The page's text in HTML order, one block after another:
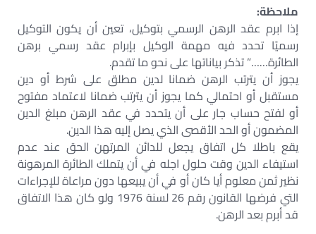
ملاحظة:
إذا ابرم عقد الرهن الرسمي بتوكيل، تعين أن يكون التوكيل
رسميًا تحدد فيه مهمة الوكيل بإبرام عقد رسمي برهن
الطائرة……” تذكر بياناتها على نحو ما تقدم.
يجوز أن يترتب الرهن ضمانا لدين مطلق على شرط أو دين
مستقبل أو احتمالي كما يجوز أن يترتب ضمانا لاعتماد مفتوح
أو لفتح حساب جار على أن يتحدد في عقد الرهن مبلغ الدين
المضمون أو الحد الأقصى الذي يصل إليه هذا الدين.
يقع باطلا كل اتفاق يجعل للدائن المرتهن الحق عند عدم
استيفاء الدين وقت حلول اجله في أن يتملك الطائرة المرهونة
نظير ثمن معلوم أيا كان أو في أن يبيعها دون مراعاة للإجراءات
التي فرضها القانون رقم 26 لسنة 1976 ولو كان هذا الاتفاق
قد أبرم بعد الرهن.